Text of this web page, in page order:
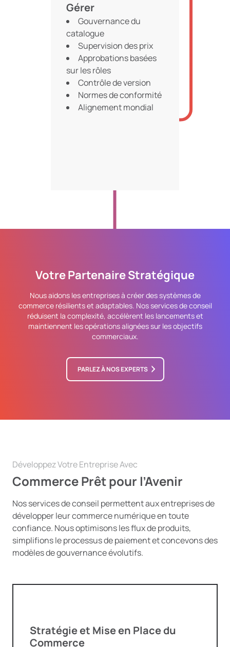
Gérer
Gouvernance du
catalogue
Supervision des prix
Approbations basées
sur les rôles
Contrôle de version
Normes de conformité
Alignement mondial
Votre Partenaire Stratégique
Nous aidons les entreprises à créer des systèmes de
commerce résilients et adaptables. Nos services de conseil
réduisent la complexité, accélèrent les lancements et
maintiennent les opérations alignées sur les objectifs
commerciaux.
PARLEZ À NOS EXPERTS
Développez Votre Entreprise Avec
Commerce Prêt pour l’Avenir
Nos services de conseil permettent aux entreprises de
développer leur commerce numérique en toute
confiance. Nous optimisons les flux de produits,
simplifions le processus de paiement et concevons des
modèles de gouvernance évolutifs.
Stratégie et Mise en Place du
Commerce